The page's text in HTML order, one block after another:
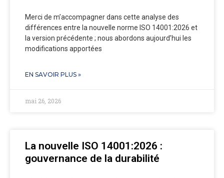
Merci de m’accompagner dans cette analyse des
différences entre la nouvelle norme ISO 14001:2026 et
la version précédente ; nous abordons aujourd’hui les
modifications apportées
EN SAVOIR PLUS »
mai 26, 2026
La nouvelle ISO 14001:2026 :
gouvernance de la durabilité